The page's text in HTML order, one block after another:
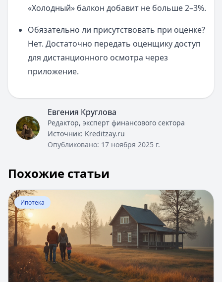
«Холодный» балкон добавит не больше 2–3%.
Обязательно ли присутствовать при оценке?
Нет. Достаточно передать оценщику доступ
для дистанционного осмотра через
приложение.
Евгения Круглова
Редактор, эксперт финансового сектора
Источник: Kreditzay.ru
Опубликовано: 17 ноября 2025 г.
Похожие статьи
Перейти к статье: Моя история получения ипотеки
Ипотека